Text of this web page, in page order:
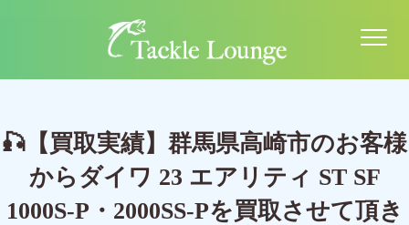
🎣【買取実績】群馬県高崎市のお客様
からダイワ 23 エアリティ ST SF
1000S-P・2000SS-Pを買取させて頂き